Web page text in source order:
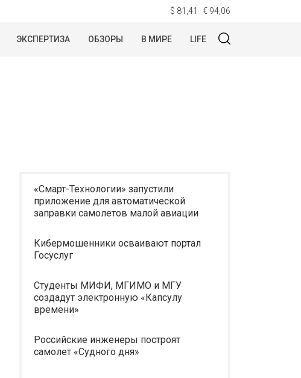
$ 81,41 € 94,06
ЭКСПЕРТИЗА ОБЗОРЫ В МИРЕ LIFE
«Смарт-Технологии» запустили
приложение для автоматической
заправки самолетов малой авиации
Кибермошенники осваивают портал
Госуслуг
Студенты МИФИ, МГИМО и МГУ
создадут электронную «Капсулу
времени»
Российские инженеры построят
самолет «Судного дня»